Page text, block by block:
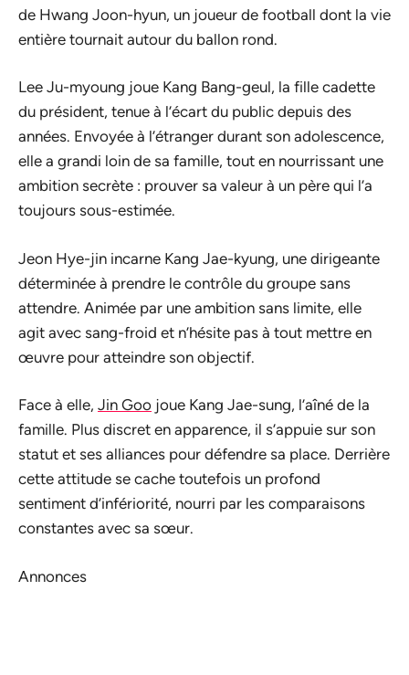
de Hwang Joon-hyun, un joueur de football dont la vie
entière tournait autour du ballon rond.
Lee Ju-myoung joue Kang Bang-geul, la fille cadette
du président, tenue à l’écart du public depuis des
années. Envoyée à l’étranger durant son adolescence,
elle a grandi loin de sa famille, tout en nourrissant une
ambition secrète : prouver sa valeur à un père qui l’a
toujours sous-estimée.
Jeon Hye-jin incarne Kang Jae-kyung, une dirigeante
déterminée à prendre le contrôle du groupe sans
attendre. Animée par une ambition sans limite, elle
agit avec sang-froid et n’hésite pas à tout mettre en
œuvre pour atteindre son objectif.
Face à elle, Jin Goo joue Kang Jae-sung, l’aîné de la
famille. Plus discret en apparence, il s’appuie sur son
statut et ses alliances pour défendre sa place. Derrière
cette attitude se cache toutefois un profond
sentiment d’infériorité, nourri par les comparaisons
constantes avec sa sœur.
Annonces